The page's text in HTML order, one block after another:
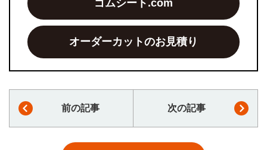
ゴムシート.com
オーダーカットのお見積り
前の記事 次の記事